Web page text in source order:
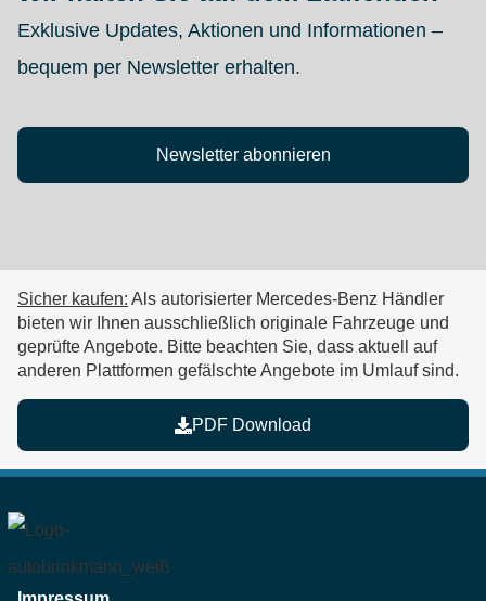
Exklusive Updates, Aktionen und Informationen –
bequem per Newsletter erhalten.
Newsletter abonnieren
Sicher kaufen: Als autorisierter Mercedes-Benz Händler
bieten wir Ihnen ausschließlich originale Fahrzeuge und
geprüfte Angebote. Bitte beachten Sie, dass aktuell auf
anderen Plattformen gefälschte Angebote im Umlaufsind.
PDF Download